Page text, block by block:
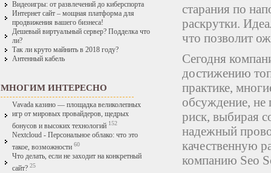
Видеоигры: от развлечений до киберспорта
Интернет сайт – мощная платформа для
продвижения вашего бизнеса!
Дешевый виртуальный сервер? Подделка что
ли?
Так ли круто майнить в 2018 году?
Антенный кабель
МНОГИМ ИНТЕРЕСНО
Vavada казино — площадка великолепных
игр от мировых провайдеров, щедрых
бонусов и высоких технологий 152
Nextcloud - Персональное облако: что это
такое, возможности 60
Что делать, если не заходит на конкретный
сайт? 25
старания по
раскрутки.
что позволит
Сегодня
достижению
практике,
обсуждение, не
риск, выбирая
надежный
качественную
компанию Seo